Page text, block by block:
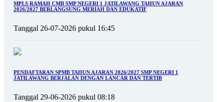
MPLS RAMAH CMB SMP NEGERI 1 JATILAWANG TAHUN AJARAN
2026/2027 BERLANGSUNG MERIAH DAN EDUKATIF
Tanggal 26-07-2026 pukul 16:45
PENDAFTARAN SPMB TAHUN AJARAN 2026/2027 SMP NEGERI 1
JATILAWANG BERJALAN DENGAN LANCAR DAN TERTIB
Tanggal 29-06-2026 pukul 08:18